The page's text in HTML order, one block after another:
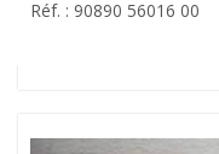
Réf. : 90890 56016 00